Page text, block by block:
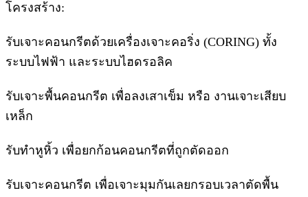
โครงสร้าง:
รับเจาะคอนกรีตด้วยเครื่องเจาะคอริ่ง (CORING) ทั้ง
ระบบไฟฟ้า และระบบไฮดรอลิค
รับเจาะพื้นคอนกรีต เพื่อลงเสาเข็ม หรือ งานเจาะเสียบ
เหล็ก
รับทำหูหิ้ว เพื่อยกก้อนคอนกรีตที่ถูกตัดออก
รับเจาะคอนกรีต เพื่อเจาะมุมกันเลยกรอบเวลาตัดพื้น